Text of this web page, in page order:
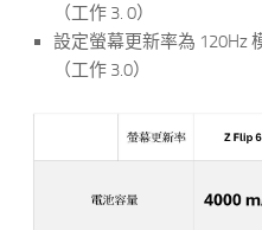
（工作 3. 0）
設定螢幕更新率為 120Hz
（工作 3.0）